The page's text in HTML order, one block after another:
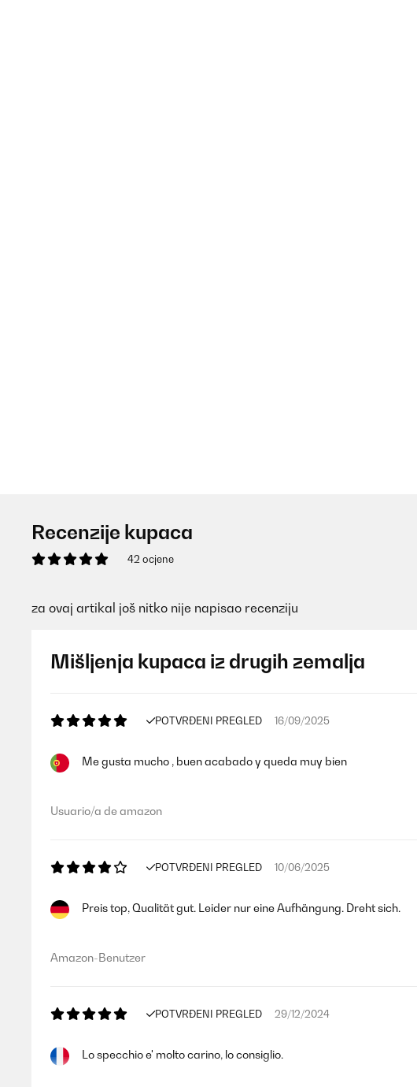
Recenzije kupaca
42 ocjene
za ovaj artikal još nitko nije napisao recenziju
Mišljenja kupaca iz drugih zemalja
POTVRĐENI PREGLED 16/09/2025
Me gusta mucho , buen acabado y queda muy bien
Usuario/a de amazon
POTVRĐENI PREGLED 10/06/2025
Preis top, Qualität gut. Leider nur eine Aufhängung. Dreht sich.
Amazon-Benutzer
POTVRĐENI PREGLED 29/12/2024
Lo specchio e' molto carino, lo consiglio.